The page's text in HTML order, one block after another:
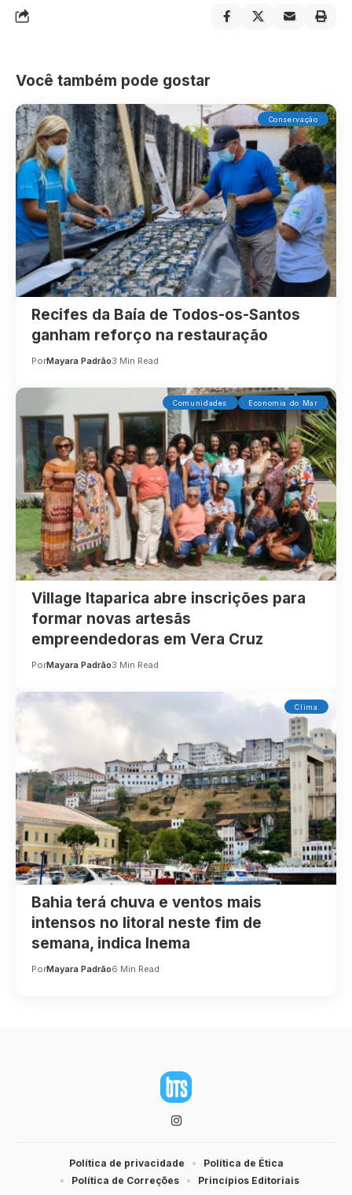
Você também pode gostar
Conservação
Recifes da Baía de Todos-os-Santos
ganham reforço na restauração
PorMayara Padrão3 Min Read
Comunidades Economia do Mar
Village Itaparica abre inscrições para
formar novas artesãs
empreendedoras em Vera Cruz
PorMayara Padrão3 Min Read
Clima
Bahia terá chuva e ventos mais
intensos no litoral neste fim de
semana, indica Inema
PorMayara Padrão6 Min Read
Política de privacidade
Política de Ética
Política de Correções
Princípios Editoriais